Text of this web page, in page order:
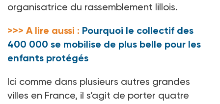
organisatrice du rassemblement lillois.
>>> A lire aussi : Pourquoi le collectif des
400 000 se mobilise de plus belle pour les
enfants protégés
Ici comme dans plusieurs autres grandes
villes en France, il s’agit de porter quatre